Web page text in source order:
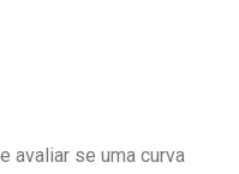
avaliar se uma curva